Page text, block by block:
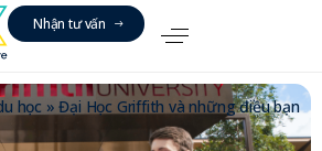
Nhận tưvấn
học »Đại Học Griffith và những điều bạn